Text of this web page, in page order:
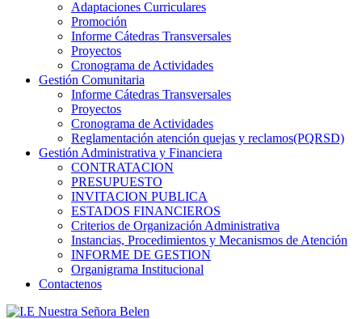
Adaptaciones Curriculares
Promoción
Informe Cátedras Transversales
Proyectos
Cronograma de Actividades
Gestión Comunitaria
Informe Cátedras Transversales
Proyectos
Cronograma de Actividades
Reglamentación atención quejas y reclamos(PQRSD)
Gestión Administrativa y Financiera
CONTRATACION
PRESUPUESTO
INVITACION PUBLICA
ESTADOS FINANCIEROS
Criterios de Organización Administrativa
Instancias, Procedimientos y Mecanismos de Atención
INFORME DE GESTION
Organigrama Institucional
Contactenos